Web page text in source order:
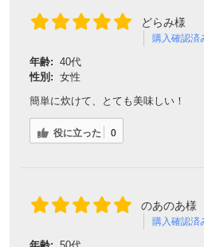
どらみ様
購入確認済
年齢: 40代
性別: 女性
簡単に炊けて、とても美味しい！
役に立った 0
のあのあ様
購入確認済